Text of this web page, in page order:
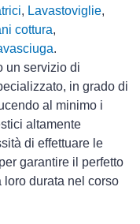
, Lavastoviglie,
cottura,
.
un servizio di
in grado di
al minimo i
altamente
di effettuare le
garantire il perfetto
durata nel corso